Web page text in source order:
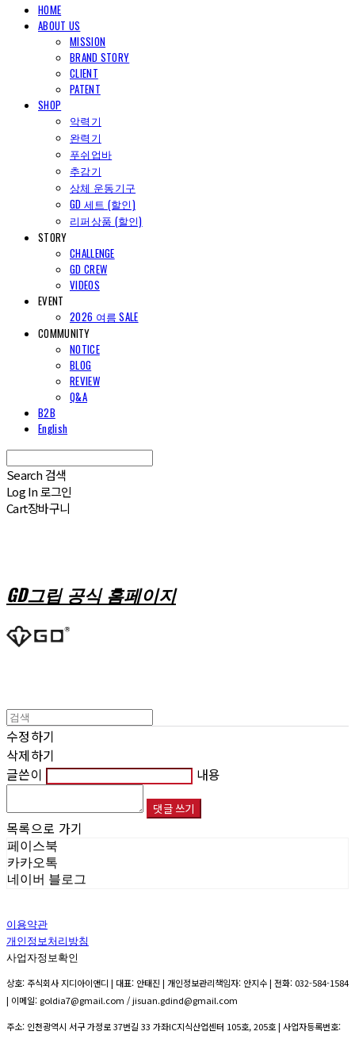
HOME
ABOUT US
MISSION
BRAND STORY
CLIENT
PATENT
SHOP
악력기
완력기
푸쉬업바
추감기
상체 운동기구
GD 세트 (할인)
리퍼상품 (할인)
STORY
CHALLENGE
GD CREW
VIDEOS
EVENT
2026 여름 SALE
COMMUNITY
NOTICE
BLOG
REVIEW
Q&A
B2B
English
Search 검색
Log In로그인
Cart장바구니
GD그립 공식 홈페이지
수정하기
삭제하기
글쓴이
내용
댓글 쓰기
목록으로 가기
페이스북
카카오톡
네이버 블로그
이용약관
개인정보처리방침
사업자정보확인
상호: 주식회사 지디아이앤디 | 대표: 안태진 | 개인정보관리책임자: 안지수 | 전화: 032-584-1584
| 이메일: goldia7@gmail.com / jisuan.gdind@gmail.com
주소: 인천광역시 서구 가정로 37번길 33 가좌IC지식산업센터 105호, 205호 | 사업자등록번호: